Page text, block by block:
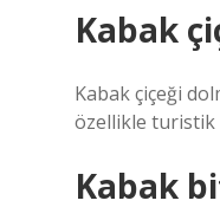
Kabak
Kabak çiçeği
özellikle turistik
Kabak